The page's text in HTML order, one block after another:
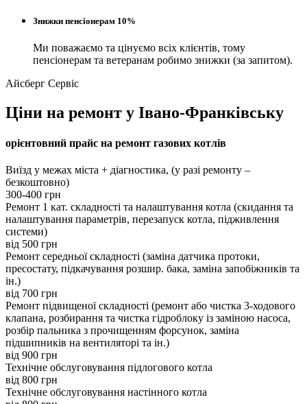
Знижки пенсіонерам 10%
Ми поважаємо та цінуємо всіх клієнтів, тому
пенсіонерам та ветеранам робимо знижки (за запитом).
Айсберг Сервіс
Ціни на ремонт у Івано-Франківську
орієнтовний прайс на ремонт газових котлів
Виїзд у межах міста + діагностика, (у разі ремонту –
безкоштовно)
300-400 грн
Ремонт 1 кат. складності та налаштування котла (скидання та
налаштування параметрів, перезапуск котла, підживлення
системи)
вiд 500 грн
Ремонт середньої складності (заміна датчика протоки,
пресостату, підкачування розшир. бака, заміна запобіжників та
ін.)
вiд 700 грн
Ремонт підвищеної складності (ремонт або чистка 3-ходового
клапана, розбирання та чистка гідроблоку із заміною насоса,
розбір пальника з прочищенням форсунок, заміна
підшипників на вентиляторі та ін.)
вiд 900 грн
Технічне обслуговування підлогового котла
вiд 800 грн
Технічне обслуговування настінного котла